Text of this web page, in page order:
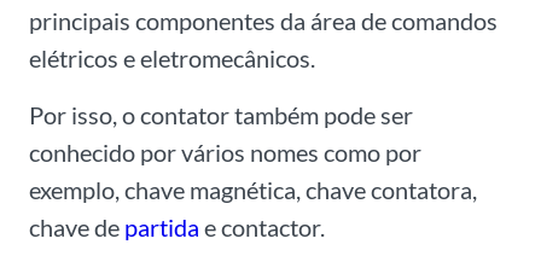
principais componentes da área de comandos
elétricos e eletromecânicos.
Por isso, o contator também pode ser
conhecido por vários nomes como por
exemplo, chave magnética, chave contatora,
chave de partida e contactor.